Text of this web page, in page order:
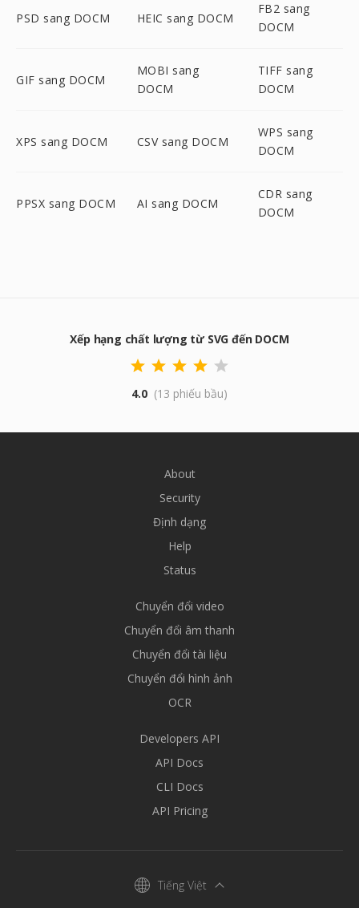
PSD sang DOCM HEIC sang DOCM
FB2 sang
DOCM
GIF sang DOCM
MOBI sang
DOCM
TIFF sang
DOCM
XPS sang DOCM CSV sang DOCM
WPS sang
DOCM
PPSX sang DOCM AI sang DOCM
CDR sang
DOCM
Xếp hạng chất lượng từ SVG đến DOCM
4.0 (13 phiếu bầu)
About
Security
Định dạng
Help
Status
Chuyển đổi video
Chuyển đổi âm thanh
Chuyển đổi tài liệu
Chuyển đổi hình ảnh
OCR
Developers API
API Docs
CLI Docs
API Pricing
Tiếng Việt